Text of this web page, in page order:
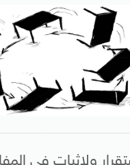
ولاثبات فى